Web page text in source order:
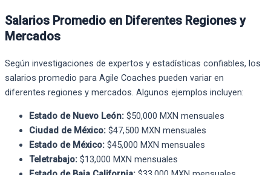
Salarios Promedio en Diferentes Regiones y
Mercados
Según investigaciones de expertos y estadísticas confiables, los
salarios promedio para Agile Coaches pueden variar en
diferentes regiones y mercados. Algunos ejemplos incluyen:
Estado de Nuevo León: $50,000 MXN mensuales
Ciudad de México: $47,500 MXN mensuales
Estado de México: $45,000 MXN mensuales
Teletrabajo: $13,000 MXN mensuales